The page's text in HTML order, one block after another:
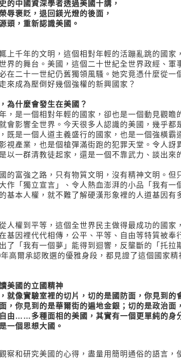
的中國資深學者透過美國十講，
辱褒貶，退回鎂光燈的後面，
頭，重新認識美國。
上千年的文明，這個相對年輕的活蹦亂跳的國家
界的舞台。美國，這個二十世紀全世界政經、軍
在二十一世紀仍舊獨領風騷。她究竟憑什麼從一
來成為壓倒好幾個強權的新興國家？
為什麼會發生在美國？
，是一個相對年輕的國家，卻也是一個動見觀瞻
會影響全世界。今天很多人認識的美國，幾乎都
既是一個人道主義盛行的國家，也是一個強橫霸
視產業，也是個槍彈滿街跑的犯罪天堂。令人訝
以一群清教徒起家，還是一個不靠武力、談出來
的富強之路，只有物質文明，沒有精神文明。但
作「獨立宣言」、令人熱血澎湃的小品「我有一
基本人權，就不難了解硬漢形象裡的人道基因有
人權到平等，這個全世界民主做得最成功的國家
基因裡代代相傳，公平、平等、自由等特質被奉
了「我有一個夢」能得到迴響，反壟斷的「托拉
高爾承認敗選的優雅身段，都見證了這個國家精
美國的立國精神
就像實驗室裡的切片，切的是國防面，你見到的
，你見到的是華爾街的遍地金銀；切的是政治面
由……多種面相的美國，其實有一個更單純的身
一個思想大國。
察和研究美國的心得，盡量用簡明通俗的語言，